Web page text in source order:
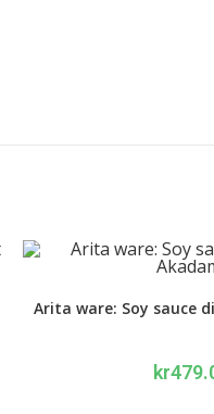
Arita ware: Soy sauce
kr